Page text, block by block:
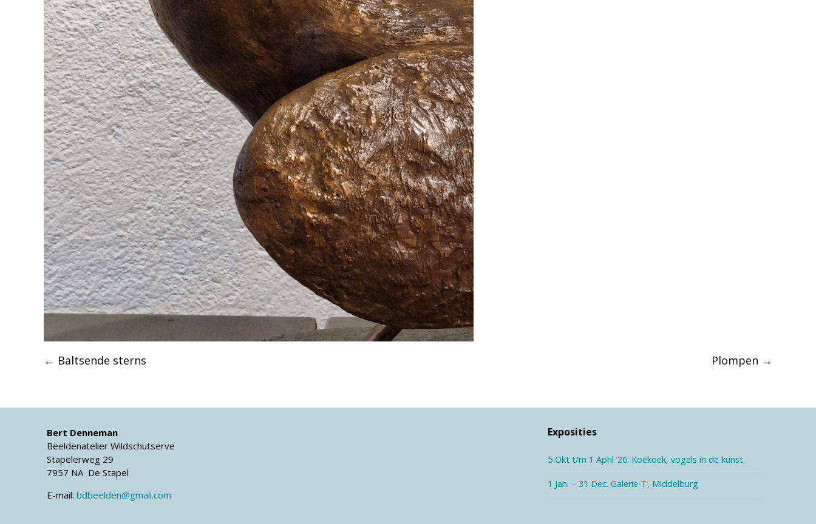
Post
← Baltsende sterns Plompen →
Bert Denneman
Beeldenatelier Wildschutserve
Stapelerweg 29
7957 NA De Stapel
E-mail: bdbeelden@gmail.com
Exposities
5 Okt t/m 1 April ’26: Koekoek, vogels in de kunst.
1 Jan. – 31 Dec. Galerie-T, Middelburg